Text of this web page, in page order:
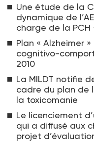
Une étude de la
dynamique de
charge de la PCH
Plan « Alzheimer
cognitivo-
2010
La MILDT notifie
cadre du plan de
la toxicomanie
Le licenciement
qui a diffusé aux
projet